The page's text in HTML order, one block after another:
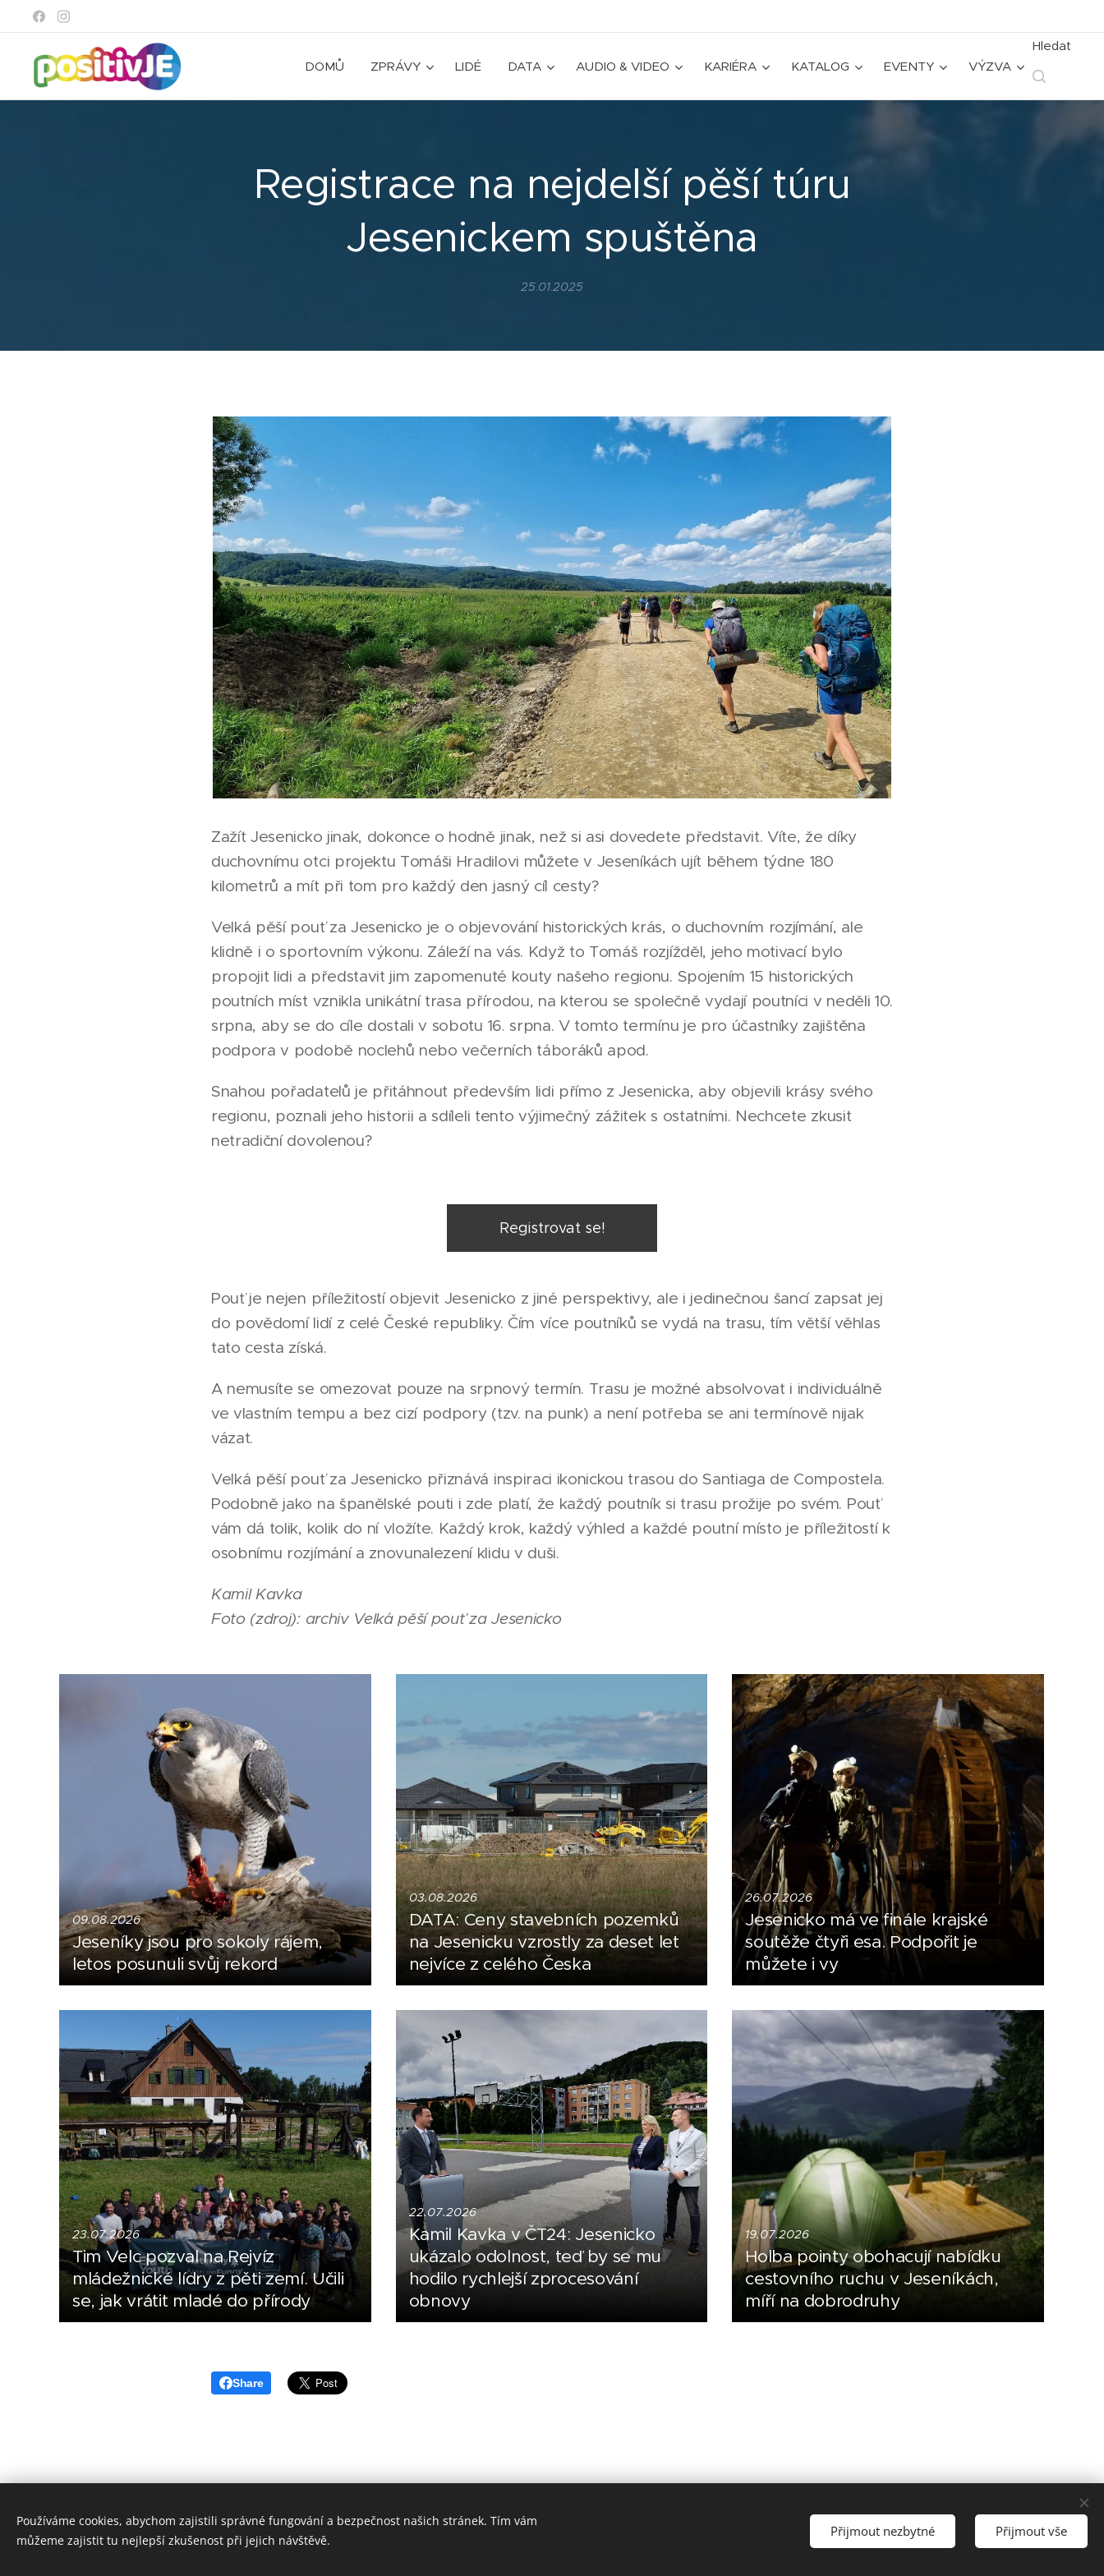
DOMŮ ZPRÁVY LIDÉ DATA AUDIO & VIDEO KARIÉRA KATALOG EVENTY VÝZVA
Hledat
Registrace na nejdelší pěší túru
Jesenickem spuštěna
25.01.2025
Zažít Jesenicko jinak, dokonce o hodně jinak, než si asi dovedete představit. Víte, že díky
duchovnímu otci projektu Tomáši Hradilovi můžete v Jeseníkách ujít během týdne 180
kilometrů a mít při tom pro každý den jasný cíl cesty?
Velká pěší pouť za Jesenicko je o objevování historických krás, o duchovním rozjímání, ale
klidně i o sportovním výkonu. Záleží na vás. Když to Tomáš rozjížděl, jeho motivací bylo
propojit lidi a představit jim zapomenuté kouty našeho regionu. Spojením 15 historických
poutních míst vznikla unikátní trasa přírodou, na kterou se společně vydají poutníci v neděli 10.
srpna, aby se do cíle dostali v sobotu 16. srpna. V tomto termínu je pro účastníky zajištěna
podpora v podobě noclehů nebo večerních táboráků apod.
Snahou pořadatelů je přitáhnout především lidi přímo z Jesenicka, aby objevili krásy svého
regionu, poznali jeho historii a sdíleli tento výjimečný zážitek s ostatními. Nechcete zkusit
netradiční dovolenou?
Registrovat se!
Pouť je nejen příležitostí objevit Jesenicko z jiné perspektivy, ale i jedinečnou šancí zapsat jej
do povědomí lidí z celé České republiky. Čím více poutníků se vydá na trasu, tím větší věhlas
tato cesta získá.
A nemusíte se omezovat pouze na srpnový termín. Trasu je možné absolvovat i individuálně
ve vlastním tempu a bez cizí podpory (tzv. na punk) a není potřeba se ani termínově nijak
vázat.
Velká pěší pouť za Jesenicko přiznává inspiraci ikonickou trasou do Santiaga de Compostela.
Podobně jako na španělské pouti i zde platí, že každý poutník si trasu prožije po svém. Pouť
vám dá tolik, kolik do ní vložíte. Každý krok, každý výhled a každé poutní místo je příležitostí k
osobnímu rozjímání a znovunalezení klidu v duši.
Kamil Kavka
Foto (zdroj): archiv Velká pěší pouť za Jesenicko
09.08.2026
Jeseníky jsou pro sokoly rájem,
letos posunuli svůj rekord
03.08.2026
DATA: Ceny stavebních pozemků
na Jesenicku vzrostly za deset let
nejvíce z celého Česka
26.07.2026
Jesenicko má ve finále krajské
soutěže čtyři esa. Podpořit je
můžete i vy
23.07.2026
Tim Velc pozval na Rejvíz
mládežnické lídry z pěti zemí. Učili
se, jak vrátit mladé do přírody
22.07.2026
Kamil Kavka v ČT24: Jesenicko
ukázalo odolnost, teď by se mu
hodilo rychlejší zprocesování
obnovy
19.07.2026
Holba pointy obohacují nabídku
cestovního ruchu v Jeseníkách,
míří na dobrodruhy
Share
Made in Jesenicko © 2026 positivJE. Všechna práva vyhrazena.
Používáme cookies, abychom zajistili správné fungování a bezpečnost našich stránek. Tím vám
můžeme zajistit tu nejlepší zkušenost při jejich návštěvě.
Přijmout nezbytné Přijmout vše